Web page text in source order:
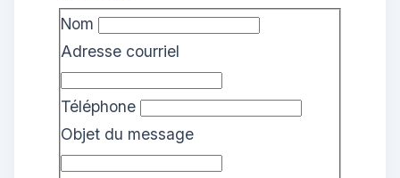
Nom
Adresse courriel
Téléphone
Objet du message